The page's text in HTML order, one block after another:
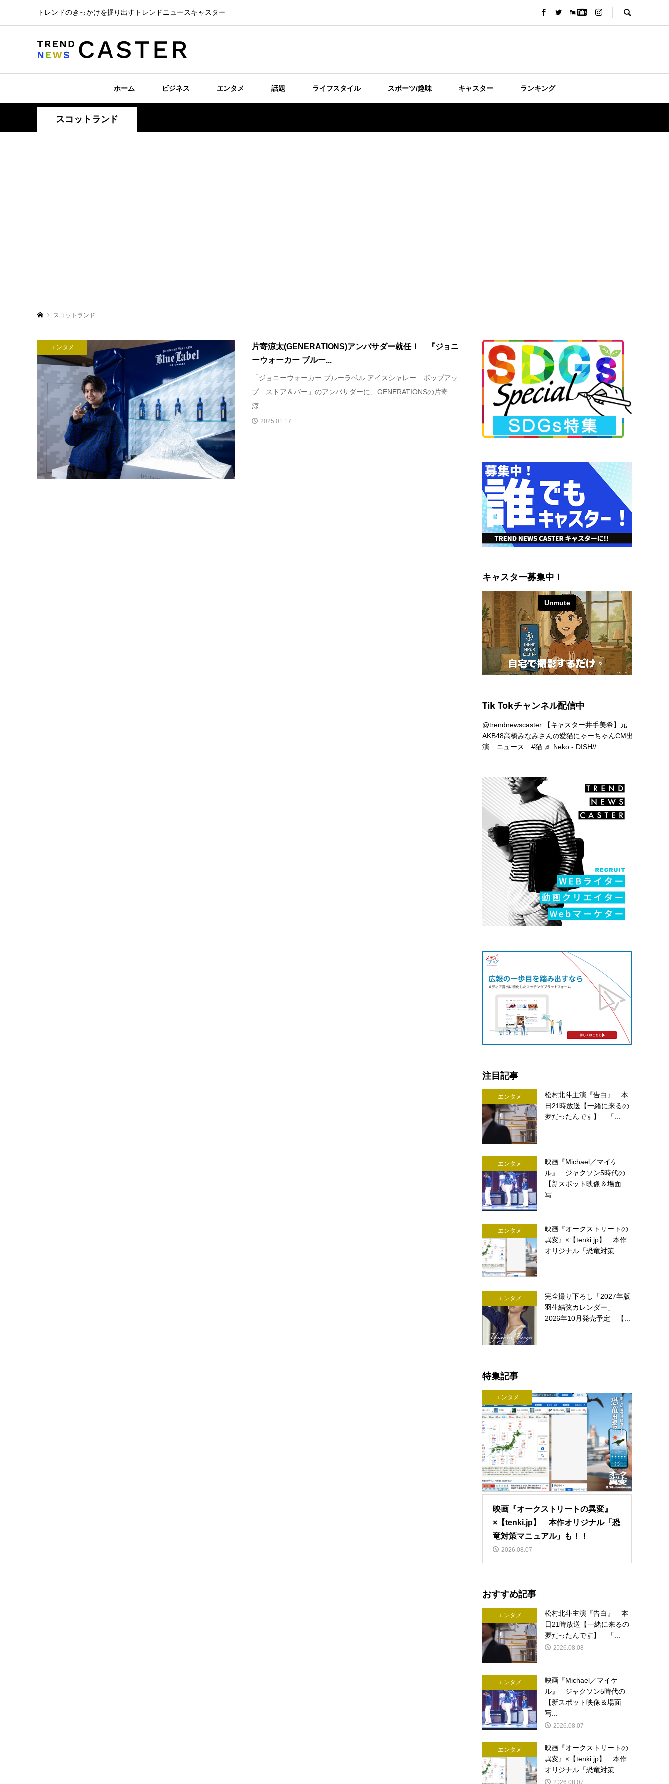
トレンドのきっかけを掘り出すトレンドニュースキャスター
ホーム ビジネス エンタメ 話題 ライフスタイル スポーツ/趣味 キャスター ランキング
スコットランド
スコットランド
エンタメ
片寄涼太(GENERATIONS)アンバサダー就任！ 『ジョニ
ーウォーカー ブルー...
「ジョニーウォーカー ブルーラベル アイスシャレー ポップアッ
プ ストア＆バー」のアンバサダーに、GENERATIONSの片寄
涼...
2025.01.17
キャスター募集中！
Tik Tokチャンネル配信中
@trendnewscaster 【キャスター井手美希】元
AKB48高橋みなみさんの愛猫にゃーちゃんCM出
演 ニュース#猫 ♬ Neko - DISH//
注目記事
エンタメ
松村北斗主演『告白』 本
日21時放送【一緒に来るの
夢だったんです】 「...
エンタメ
映画『Michael／マイケ
ル』 ジャクソン5時代の
【新スポット映像＆場面
写...
エンタメ
映画『オークストリートの
異変』×【tenki.jp】 本作
オリジナル「恐竜対策...
エンタメ
完全撮り下ろし「2027年版
羽生結弦カレンダー」
2026年10月発売予定 【...
特集記事
エンタメ
映画『オークストリートの異変』
×【tenki.jp】 本作オリジナル「恐
竜対策マニュアル」も！！
2026.08.07
おすすめ記事
エンタメ
松村北斗主演『告白』 本
日21時放送【一緒に来るの
夢だったんです】 「...
2026.08.08
エンタメ
映画『Michael／マイケ
ル』 ジャクソン5時代の
【新スポット映像＆場面
写...
2026.08.07
エンタメ
映画『オークストリートの
異変』×【tenki.jp】 本作
オリジナル「恐竜対策...
2026.08.07